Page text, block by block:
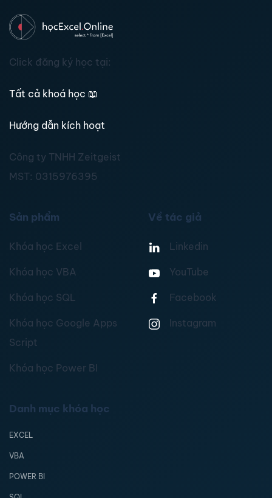
Click đăng ký học tại:
Tất cả khoá học 📖
Hướng dẫn kích hoạt
Công ty TNHH Zeitgeist
MST: 0315976395
Sản phẩm
Khóa học Excel
Khóa học VBA
Khóa học SQL
Khóa học Google Apps
Script
Khóa học Power BI
Về tác giả
Linkedin
YouTube
Facebook
Instagram
Danh mục khóa học
EXCEL
VBA
POWER BI